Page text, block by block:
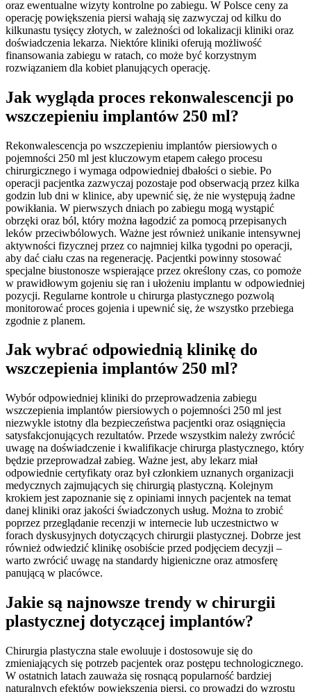
oraz ewentualne wizyty kontrolne po zabiegu. W Polsce ceny za
operację powiększenia piersi wahają się zazwyczaj od kilku do
kilkunastu tysięcy złotych, w zależności od lokalizacji kliniki oraz
doświadczenia lekarza. Niektóre kliniki oferują możliwość
finansowania zabiegu w ratach, co może być korzystnym
rozwiązaniem dla kobiet planujących operację.
Jak wygląda proces rekonwalescencji po
wszczepieniu implantów 250 ml?
Rekonwalescencja po wszczepieniu implantów piersiowych o
pojemności 250 ml jest kluczowym etapem całego procesu
chirurgicznego i wymaga odpowiedniej dbałości o siebie. Po
operacji pacjentka zazwyczaj pozostaje pod obserwacją przez kilka
godzin lub dni w klinice, aby upewnić się, że nie występują żadne
powikłania. W pierwszych dniach po zabiegu mogą wystąpić
obrzęki oraz ból, który można łagodzić za pomocą przepisanych
leków przeciwbólowych. Ważne jest również unikanie intensywnej
aktywności fizycznej przez co najmniej kilka tygodni po operacji,
aby dać ciału czas na regenerację. Pacjentki powinny stosować
specjalne biustonosze wspierające przez określony czas, co pomoże
w prawidłowym gojeniu się ran i ułożeniu implantu w odpowiedniej
pozycji. Regularne kontrole u chirurga plastycznego pozwolą
monitorować proces gojenia i upewnić się, że wszystko przebiega
zgodnie z planem.
Jak wybrać odpowiednią klinikę do
wszczepienia implantów 250 ml?
Wybór odpowiedniej kliniki do przeprowadzenia zabiegu
wszczepienia implantów piersiowych o pojemności 250 ml jest
niezwykle istotny dla bezpieczeństwa pacjentki oraz osiągnięcia
satysfakcjonujących rezultatów. Przede wszystkim należy zwrócić
uwagę na doświadczenie i kwalifikacje chirurga plastycznego, który
będzie przeprowadzał zabieg. Ważne jest, aby lekarz miał
odpowiednie certyfikaty oraz był członkiem uznanych organizacji
medycznych zajmujących się chirurgią plastyczną. Kolejnym
krokiem jest zapoznanie się z opiniami innych pacjentek na temat
danej kliniki oraz jakości świadczonych usług. Można to zrobić
poprzez przeglądanie recenzji w internecie lub uczestnictwo w
forach dyskusyjnych dotyczących chirurgii plastycznej. Dobrze jest
również odwiedzić klinikę osobiście przed podjęciem decyzji –
warto zwrócić uwagę na standardy higieniczne oraz atmosferę
panującą w placówce.
Jakie są najnowsze trendy w chirurgii
plastycznej dotyczącej implantów?
Chirurgia plastyczna stale ewoluuje i dostosowuje się do
zmieniających się potrzeb pacjentek oraz postępu technologicznego.
W ostatnich latach zauważa się rosnącą popularność bardziej
naturalnych efektów powiększenia piersi, co prowadzi do wzrostu